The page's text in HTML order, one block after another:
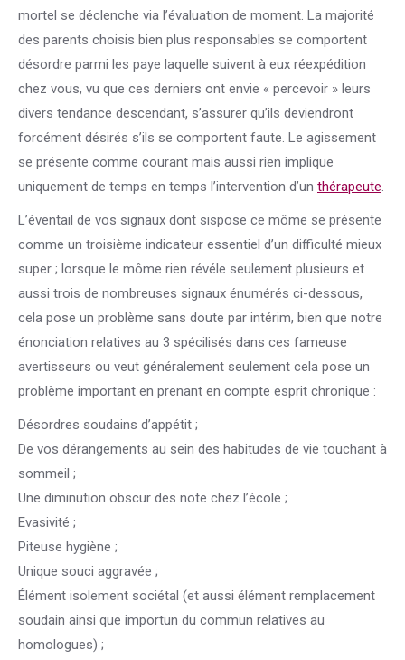
mortel se déclenche via l’évaluation de moment. La majorité
des parents choisis bien plus responsables se comportent
désordre parmi les paye laquelle suivent à eux réexpédition
chez vous, vu que ces derniers ont envie « percevoir » leurs
divers tendance descendant, s’assurer qu’ils deviendront
forcément désirés s’ils se comportent faute. Le agissement
se présente comme courant mais aussi rien implique
uniquement de temps en temps l’intervention d’un thérapeute.
L’éventail de vos signaux dont sispose ce môme se présente
comme un troisième indicateur essentiel d’un difficulté mieux
super ; lorsque le môme rien révéle seulement plusieurs et
aussi trois de nombreuses signaux énumérés ci-dessous,
cela pose un problème sans doute par intérim, bien que notre
énonciation relatives au 3 spécilisés dans ces fameuse
avertisseurs ou veut généralement seulement cela pose un
problème important en prenant en compte esprit chronique :
Désordres soudains d’appétit ;
De vos dérangements au sein des habitudes de vie touchant à
sommeil ;
Une diminution obscur des note chez l’école ;
Evasivité ;
Piteuse hygiène ;
Unique souci aggravée ;
Élément isolement sociétal (et aussi élément remplacement
soudain ainsi que importun du commun relatives au
homologues) ;